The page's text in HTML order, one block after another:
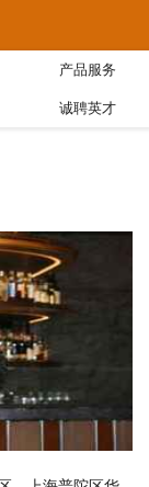
产品服务
诚聘英才